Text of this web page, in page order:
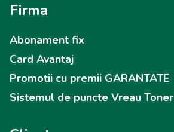
Firma
Abonament fix
Card Avantaj
Promotii cu premii GARANTATE
Sistemul de puncte Vreau Toner